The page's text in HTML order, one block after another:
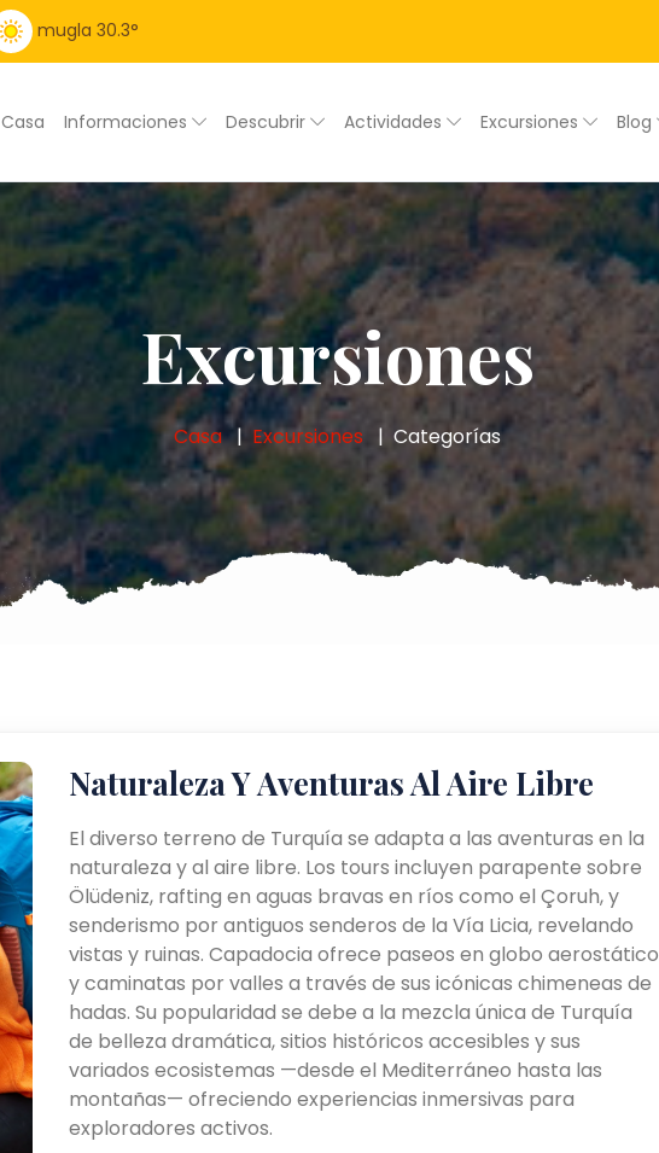
mugla 30.3°
Casa Informaciones Descubrir Actividades Excursiones Blog
Excursiones
Casa Excursiones Categorías
Naturaleza Y Aventuras Al Aire Libre
El diverso terreno de Turquía se adapta a las aventuras en la
naturaleza y al aire libre. Los tours incluyen parapente sobre
Ölüdeniz, rafting en aguas bravas en ríos como el Çoruh, y
senderismo por antiguos senderos de la Vía Licia, revelando
vistas y ruinas. Capadocia ofrece paseos en globo aerostático
y caminatas por valles a través de sus icónicas chimeneas de
hadas. Su popularidad se debe a la mezcla única de Turquía
de belleza dramática, sitios históricos accesibles y sus
variados ecosistemas —desde el Mediterráneo hasta las
montañas— ofreciendo experiencias inmersivas para
exploradores activos.